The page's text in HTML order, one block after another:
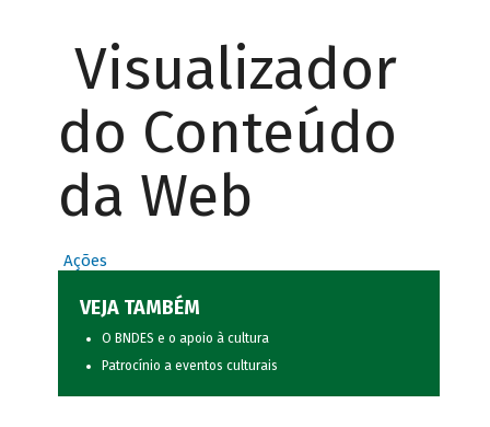
Visualizador
do Conteúdo
da Web
Ações
VEJA TAMBÉM
O BNDES e o apoio à cultura
Patrocínio a eventos culturais